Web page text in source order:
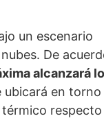
un escenario
De
alcanzará
ubicará en torno
respecto